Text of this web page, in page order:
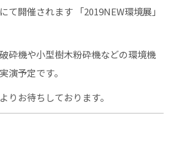
て開催されます 「2019NEW環境展」
砕機や小型樹木粉砕機などの環境機
演予定です。
りお待ちしております。